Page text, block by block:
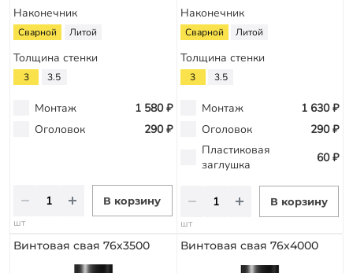
Наконечник
Сварной Литой
Толщина стенки
3 3.5
Монтаж
1 580 ₽
Оголовок
290 ₽
В корзину
шт
Наконечник
Сварной Литой
Толщина стенки
3 3.5
Монтаж
1 630 ₽
Оголовок
290 ₽
Пластиковая
заглушка
60 ₽
В корзину
шт
Винтовая свая 76х3500 Винтовая свая 76х4000